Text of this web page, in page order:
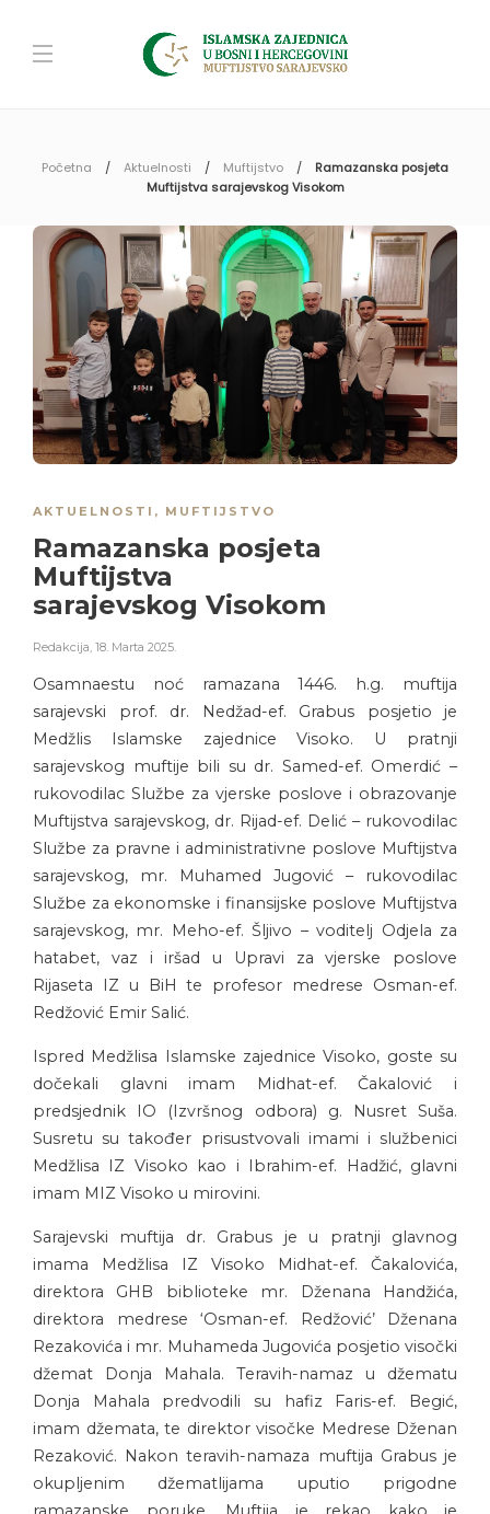
Početna Aktuelnosti Muftijstvo
Ramazanska posjeta
Muftijstva sarajevskog Visokom
AKTUELNOSTI , MUFTIJSTVO
Ramazanska posjeta
Muftijstva
sarajevskog Visokom
Redakcija, 18. Marta 2025.
Osamnaestu noć ramazana 1446. h.g. muftija
sarajevski prof. dr. Nedžad-ef. Grabus posjetio je
Medžlis Islamske zajednice Visoko. U pratnji
sarajevskog muftije bili su dr. Samed-ef. Omerdić –
rukovodilac Službe za vjerske poslove i obrazovanje
Muftijstva sarajevskog, dr. Rijad-ef. Delić – rukovodilac
Službe za pravne i administrativne poslove Muftijstva
sarajevskog, mr. Muhamed Jugović – rukovodilac
Službe za ekonomske i finansijske poslove Muftijstva
sarajevskog, mr. Meho-ef. Šljivo – voditelj Odjela za
hatabet, vaz i iršad u Upravi za vjerske poslove
Rijaseta IZ u BiH te profesor medrese Osman-ef.
Redžović Emir Salić.
Ispred Medžlisa Islamske zajednice Visoko, goste su
dočekali glavni imam Midhat-ef. Čakalović i
predsjednik IO (Izvršnog odbora) g. Nusret Suša.
Susretu su također prisustvovali imami i službenici
Medžlisa IZ Visoko kao i Ibrahim-ef. Hadžić, glavni
imam MIZ Visoko u mirovini.
Sarajevski muftija dr. Grabus je u pratnji glavnog
imama Medžlisa IZ Visoko Midhat-ef. Čakalovića,
direktora GHB biblioteke mr. Dženana Handžića,
direktora medrese ‘Osman-ef. Redžović’ Dženana
Rezakovića i mr. Muhameda Jugovića posjetio visočki
džemat Donja Mahala. Teravih-namaz u džematu
Donja Mahala predvodili su hafiz Faris-ef. Begić,
imam džemata, te direktor visočke Medrese Dženan
Rezaković. Nakon teravih-namaza muftija Grabus je
okupljenim džematlijama uputio prigodne